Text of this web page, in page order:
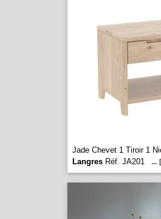
Jade Chevet 1 Tiroir 1
LangresRéf. JA201 ...